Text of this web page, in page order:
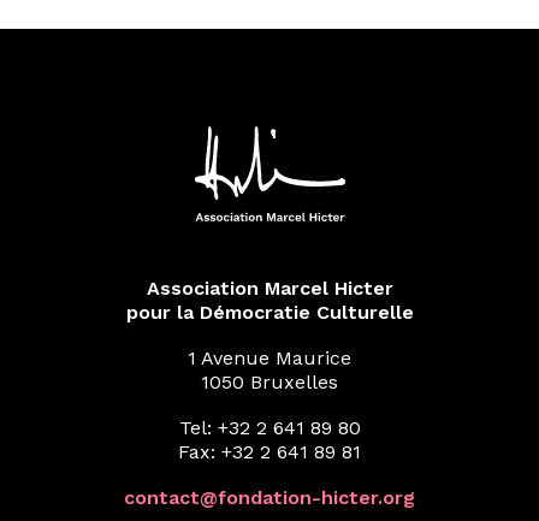
Association Marcel Hicter
pour la Démocratie Culturelle
1 Avenue Maurice
1050 Bruxelles
Tel: +32 2 641 89 80
Fax: +32 2 641 89 81
contact@fondation-hicter.org